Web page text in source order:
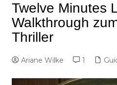
Twelve Minutes
Walkthrough
Thriller
Ariane Wilke 1